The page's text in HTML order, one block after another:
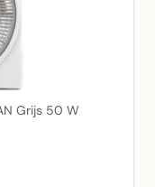
Grijs 50 W